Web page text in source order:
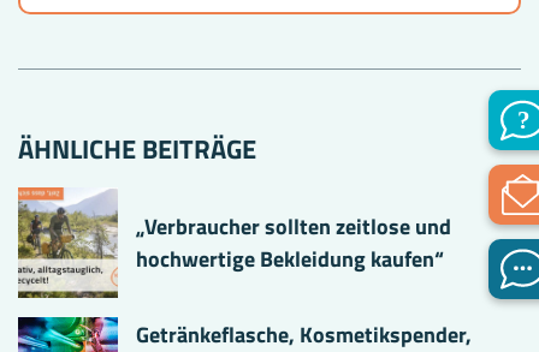
ÄHNLICHE BEITRÄGE
„Verbraucher sollten zeitlose und
hochwertige Bekleidung kaufen“
Getränkeflasche, Kosmetikspender,